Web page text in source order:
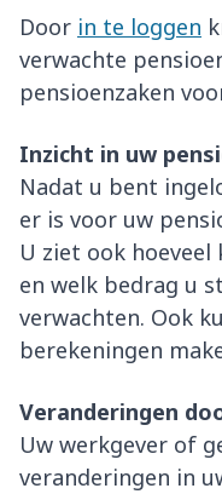
Door in te loggen
verwachte
pensioenzaken
Inzicht in uw
Nadat u bent
er is voor uw
U ziet ook
en welk bedrag u
verwachten. Ook
berekeningen
Veranderingen
Uw werkgever of
veranderingen in